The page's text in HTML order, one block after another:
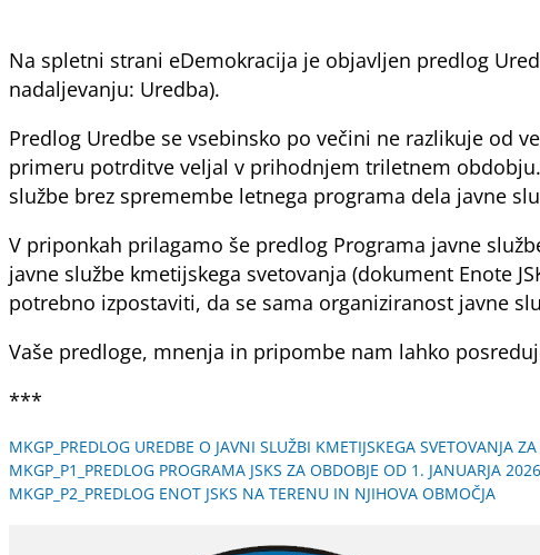
Na spletni strani eDemokracija je objavljen predlog
nadaljevanju: Uredba).
Predlog Uredbe se vsebinsko po večini ne razlikuje od
primeru potrditve veljal v prihodnjem triletnem
službe brez spremembe letnega programa dela javne
V priponkah prilagamo še predlog Programa javne
javne službe kmetijskega svetovanja (dokument Enote
potrebno izpostaviti, da se sama organiziranost javne
Vaše predloge, mnenja in pripombe nam lahko
***
MKGP_PREDLOG UREDBE O JAVNI SLUŽBI KMETIJSKEGA SVETOVANJA
MKGP_P1_PREDLOG PROGRAMA JSKS ZA OBDOBJE OD 1. JANUARJA
MKGP_P2_PREDLOG ENOT JSKS NA TERENU IN NJIHOVA OBMOČJA